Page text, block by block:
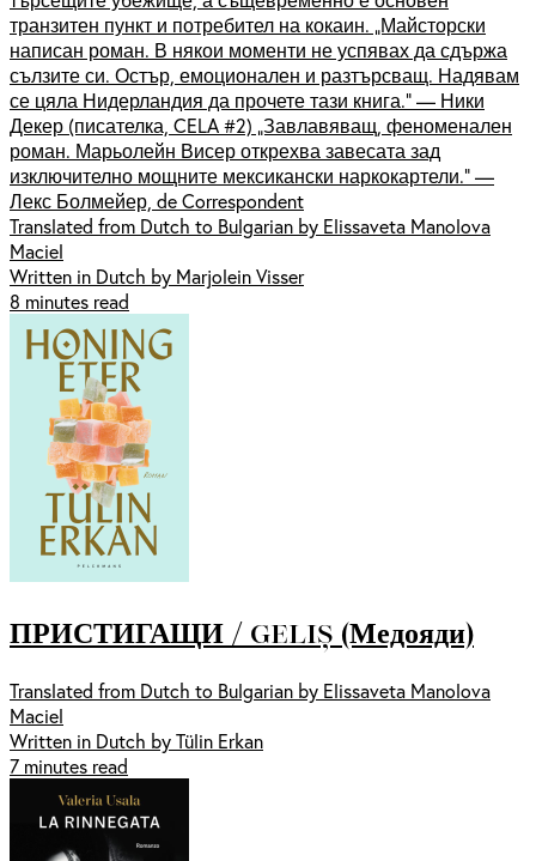
транзитен пункт и потребител на кокаин. „Майсторски
написан роман. В някои моменти не успявах да сдържа
сълзите си. Остър, емоционален и разтърсващ. Надявам
се цяла Нидерландия да прочете тази книга.“ — Ники
Декер (писателка, CELA #2) „Завлавяващ, феноменален
роман. Марьолейн Висер открехва завесата зад
изключително мощните мексикански наркокартели.“ —
Лекс Болмейер, de Correspondent
Translated from Dutch to Bulgarian by Elissaveta Manolova
Maciel
Written in Dutch by Marjolein Visser
8 minutes read
ПРИСТИГАЩИ / GELIȘ (Медояди)
Translated from Dutch to Bulgarian by Elissaveta Manolova
Maciel
Written in Dutch by Tülin Erkan
7 minutes read